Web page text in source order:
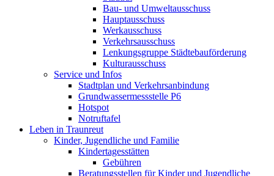
Bau- und Umweltausschuss
Hauptausschuss
Werkausschuss
Verkehrsausschuss
Lenkungsgruppe Städtebauförderung
Kulturausschuss
Service und Infos
Stadtplan und Verkehrsanbindung
Grundwassermessstelle P6
Hotspot
Notruftafel
Leben in Traunreut
Kinder, Jugendliche und Familie
Kindertagesstätten
Gebühren
Beratungsstellen für Kinder und Jugendliche